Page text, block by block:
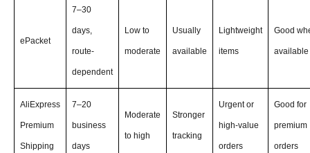
Melhor no Geral: AliExpress Standard Shipping
Melhor para Produtos Leves: ePacket
Melhor para Entrega Mais Rápida: AliExpress Premium
Shipping
Como o AliDrop Ajuda a Gerenciar o Envio do AliExpress
Como Escolher o Método de Envio Certo Antes de
ePacket
7–30
days,
route-
dependent
Low to
moderate
Usually
available
Lightweight
items
Good
available
AliExpress
Premium
Shipping
7–20
business
days
Moderate
to high
Stronger
tracking
Urgent or
high-value
orders
Good for
premium
orders